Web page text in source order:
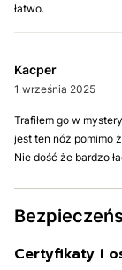
łatwo.
Kacper
1 września 2025
Trafiłem go w
jest ten nóż pomimo
Nie dość że bardzo
Certyfikaty i